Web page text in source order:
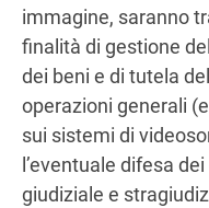
immagine, saranno
finalità di gestione
dei beni e di tutela
operazioni generali
sui sistemi di
l’eventuale difesa
giudiziale e